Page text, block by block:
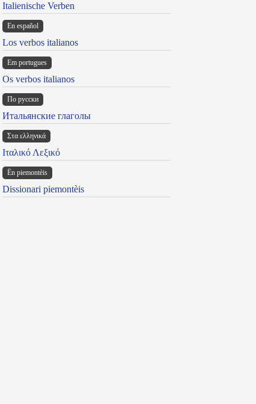
Italienische Verben
En español
Los verbos italianos
Em portugues
Os verbos italianos
По русски
Итальянские глаголы
Στα ελληνικά
Ιταλικό Λεξικό
Ën piemontèis
Dissionari piemontèis